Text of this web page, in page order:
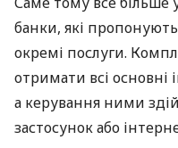
банки, які
окремі послуги.
отримати всі основні
а керування ними
застосунок або